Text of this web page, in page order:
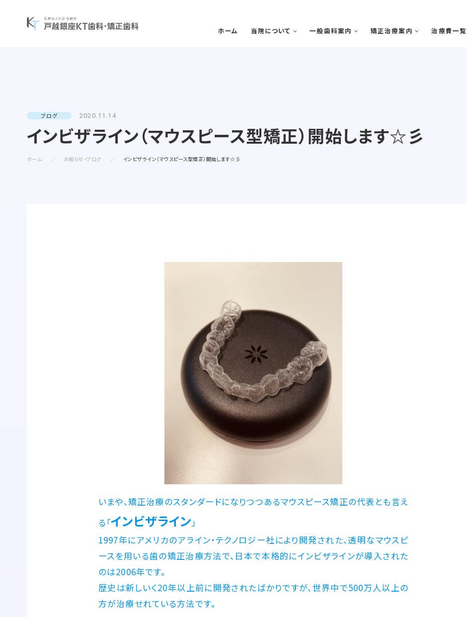
ホーム 当院について
診療コンセプト 選ばれる理由 スタッフ紹介 医院案内
一般歯科案内
予防歯科 歯周病 虫歯・感染根菅治療
矯正治療案内
矯正治療症例について 当院で矯正治療を受けるメリット 矯正治療の期間と流れ
治療費一覧
ブログ 2020.11.14
インビザライン（マウスピース型矯正）開始します☆彡
ホーム お知らせ・ブログ インビザライン（マウスピース型矯正）開始します☆彡
いまや、矯正治療のスタンダードになりつつあるマウスピース矯正の代表とも言え
る「インビザライン 」
1997年にアメリカのアライン・テクノロジー社により開発された、透明なマウスピ
ースを用いる歯の矯正治療方法で、日本で本格的にインビザラインが導入された
のは2006年です。
歴史は新しいく20年以上前に開発されたばかりですが、世界中で500万人以上の
方が治療せれている方法です。